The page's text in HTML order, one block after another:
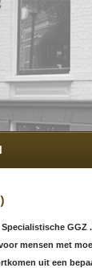
GGZ
mensen met
uit een